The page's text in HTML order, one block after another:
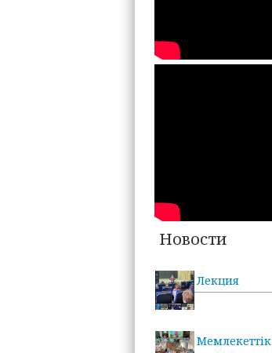
Новости
Лекция
Мемлекеттік